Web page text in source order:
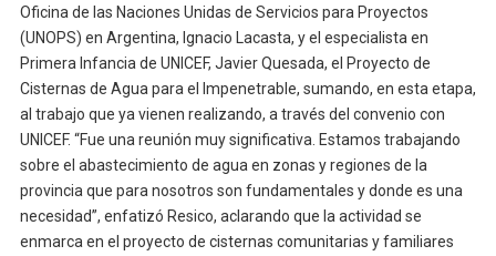
Oficina de las Naciones Unidas de Servicios para Proyectos
(UNOPS) en Argentina, Ignacio Lacasta, y el especialista en
Primera Infancia de UNICEF, Javier Quesada, el Proyecto de
Cisternas de Agua para el Impenetrable, sumando, en esta etapa,
al trabajo que ya vienen realizando, a través del convenio con
UNICEF. “Fue una reunión muy significativa. Estamos trabajando
sobre el abastecimiento de agua en zonas y regiones de la
provincia que para nosotros son fundamentales y donde es una
necesidad”, enfatizó Resico, aclarando que la actividad se
enmarca en el proyecto de cisternas comunitarias y familiares